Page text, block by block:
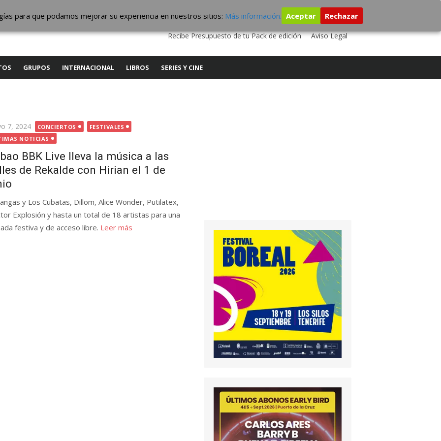
QUIENES SOMOS CONTACTO SERVICIOS EDITA TU DISCO
ESTUDIO DE GRABACIÓN
Recibe Presupuesto de tu Pack de edición
Aviso Legal
GRUPOS INTERNACIONAL LIBROS SERIES Y CINE
7, 2024 CONCIERTOS
FESTIVALES
NOTICIAS
BBK Live lleva la música a las
de Rekalde con Hirian el 1 de
y Los Cubatas, Dillom, Alice Wonder, Putilatex,
Explosión y hasta un total de 18 artistas para una
festiva y de acceso libre. Leer más
para que podamos mejorar su experiencia en nuestros sitios: Más información. Aceptar Rechazar